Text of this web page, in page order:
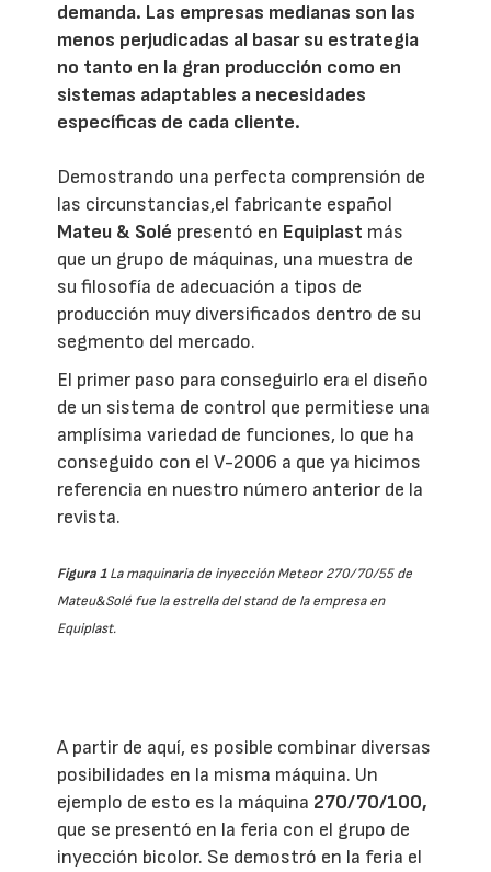
demanda. Las empresas medianas son las
menos perjudicadas al basar su estrategia
no tanto en la gran producción como en
sistemas adaptables a necesidades
específicas de cada cliente.
Demostrando una perfecta comprensión de
las circunstancias,el fabricante español
Mateu & Solé presentó en Equiplast más
que un grupo de máquinas, una muestra de
su filosofía de adecuación a tipos de
producción muy diversificados dentro de su
segmento del mercado.
El primer paso para conseguirlo era el diseño
de un sistema de control que permitiese una
amplísima variedad de funciones, lo que ha
conseguido con el V-2006 a que ya hicimos
referencia en nuestro número anterior de la
revista.
Figura 1La maquinaria de inyección Meteor 270/70/55 de
Mateu&Solé fue la estrella del stand de la empresa en
Equiplast.
A partir de aquí, es posible combinar diversas
posibilidades en la misma máquina. Un
ejemplo de esto es la máquina 270/70/100,
que se presentó en la feria con el grupo de
inyección bicolor. Se demostró en la feria el